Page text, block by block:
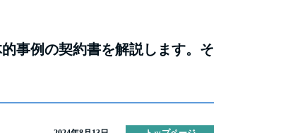
事例の契約書を解説します。そ